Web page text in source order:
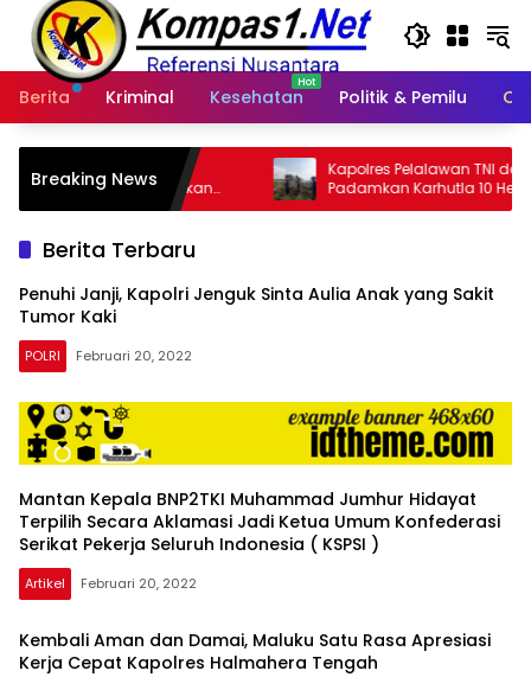
Langsung
konten
Berita
Kriminal Kesehatan Politik & Pemilu
Breaking News
Kapolres Pelalawan TNI dan RPK PT Pimpin
Padamkan Karhutla 10 Hektar di
Kerumutan, Water Bombing Diterjunkan
Berita Terbaru
Penuhi Janji, Kapolri Jenguk Sinta Aulia Anak yang Sakit
Tumor Kaki
POLRI Februari 20, 2022
Mantan Kepala BNP2TKI Muhammad Jumhur Hidayat
Terpilih Secara Aklamasi Jadi Ketua Umum Konfederasi
Serikat Pekerja Seluruh Indonesia ( KSPSI )
Artikel Februari 20, 2022
Kembali Aman dan Damai, Maluku Satu Rasa Apresiasi
Kerja Cepat Kapolres Halmahera Tengah